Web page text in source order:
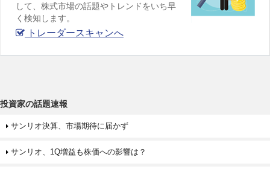
して、株式市場の話題やトレンドをいち早
く検知します。
トレーダースキャンへ
投資家の話題速報
サンリオ決算、市場期待に届かず
サンリオ、1Q増益も株価への影響は？